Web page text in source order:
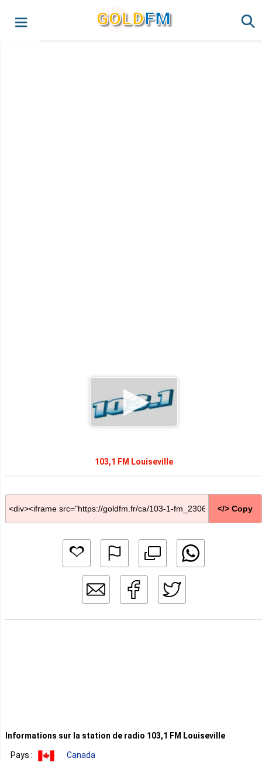
GOLDFM
103,1 FM Louiseville
</> Copy
Informations sur la station de radio 103,1 FM Louiseville
Pays : Canada